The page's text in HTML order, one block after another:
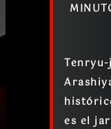
es el